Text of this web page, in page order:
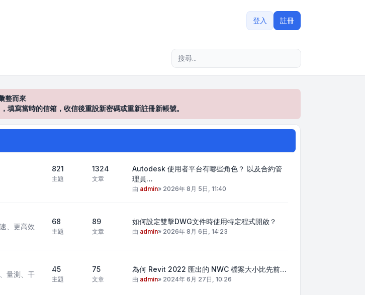
登入 註冊
整而來
寫當時的信箱，收信後重設新密碼或重新註冊新帳號。
821
主題
1324
文章
Autodesk 使用者平台有哪些角色？ 以及合約管
理員…
由 admin» 2026年 8月 5日, 11:40
、更高效
68
主題
89
文章
如何設定雙擊DWG文件時使用特定程式開啟？
由 admin» 2026年 8月 6日, 14:23
量測、干
45
主題
75
文章
為何 Revit 2022 匯出的 NWC 檔案大小比先前…
由 admin» 2024年 6月 27日, 10:26